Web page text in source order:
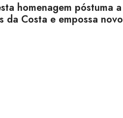
homenagem póstuma a
da Costa e empossa novo